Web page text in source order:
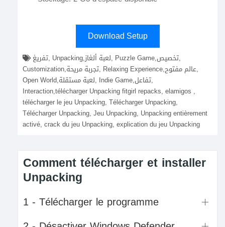
Download Setup
Customization,تجربة مريحة, Relaxing Experience,عالم مفتوح,
Open World,لعبة مستقلة, Indie Game,تفاعل,
Interaction,télécharger Unpacking fitgirl repacks, elamigos ,
télécharger le jeu Unpacking, Télécharger Unpacking,
Télécharger Unpacking, Jeu Unpacking, Unpacking entièrement
activé, crack du jeu Unpacking, explication du jeu Unpacking
Comment télécharger et installer
Unpacking
1 - Télécharger le programme